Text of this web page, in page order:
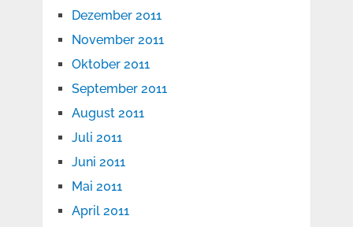
Dezember 2011
November 2011
Oktober 2011
September 2011
August 2011
Juli 2011
Juni 2011
Mai 2011
April 2011